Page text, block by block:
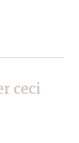
ceci